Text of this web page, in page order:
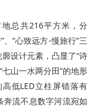
总共216平方米，分
、“心致远方-慢旅行”三
设计元素，凸显了“诗
山一水两分田”的地形
低LED立柱屏错落有
流不息数字河流宛如